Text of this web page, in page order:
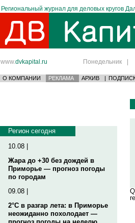
Региональный журнал для деловых кругов
www.dvkapital.ru Понедельник |
О КОМПАНИИ РЕКЛАМА АРХИВ |
Регион сегодня
10.08 |
Жара до +30 без дождей в
Приморье — прогноз погоды
по городам
09.08 |
2°C в разгар лета: в Приморье
неожиданно похолодает —